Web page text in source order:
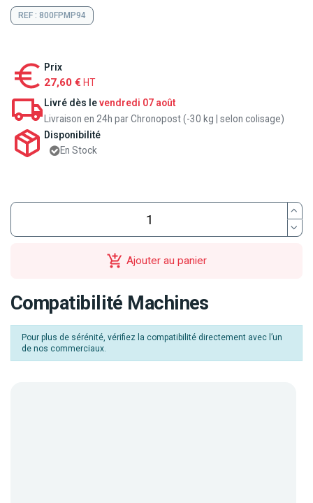
REF : 800FPMP94
Prix
27,60 € HT
Livré dès levendredi 07 août
Livraison en 24h par Chronopost (-30 kg | selon colisage)
Disponibilité
En Stock
Ajouter au panier
Compatibilité Machines
Pour plus de sérénité, vérifiez la compatibilité directement avec l’un
de nos commerciaux.